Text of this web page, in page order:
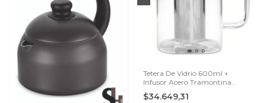
Tetera De Vidrio 600ml +
Infusor Acero Tramontina
Samihome
$34.649,31